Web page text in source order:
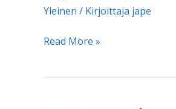
Yleinen / Kirjoittaja jape
Eija
–
Read More »